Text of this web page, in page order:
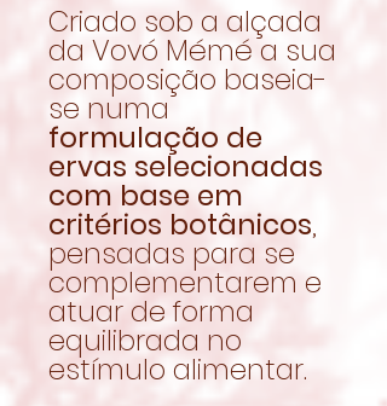
Criado sob a alçada
da Vovó Mémé a sua
composição baseia-
se numa
formulação de
ervas selecionadas
com base em
critérios botânicos,
pensadas para se
complementarem e
atuar de forma
equilibrada no
estímulo alimentar.